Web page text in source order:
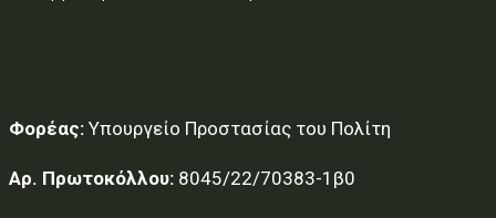
Φορέας: Υπουργείο Προστασίας του Πολίτη
Αρ. Πρωτοκόλλου: 8045/22/70383-1β0